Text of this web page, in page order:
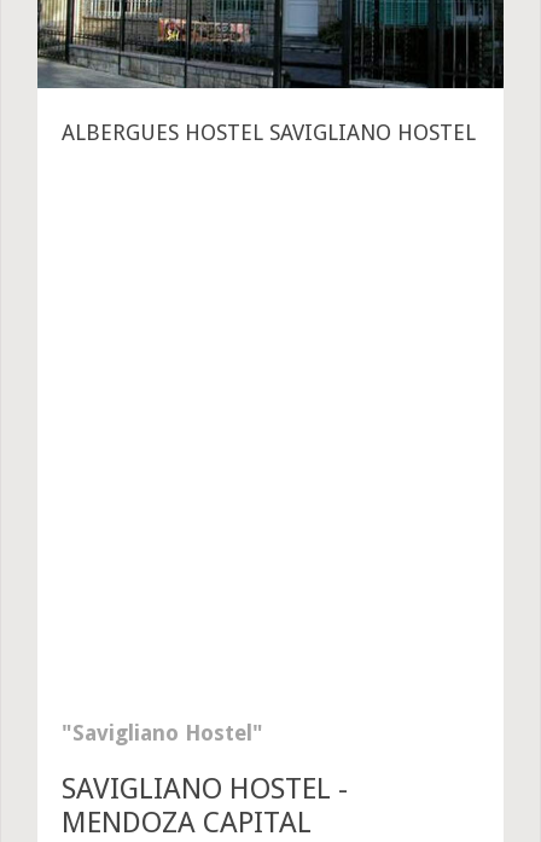
ALBERGUES HOSTEL SAVIGLIANO HOSTEL
Savigliano Hostel
SAVIGLIANO HOSTEL -
MENDOZA CAPITAL